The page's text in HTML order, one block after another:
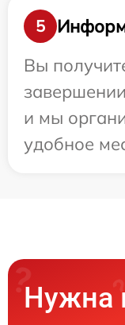
5
Вы
и мы
удобное
Нужна